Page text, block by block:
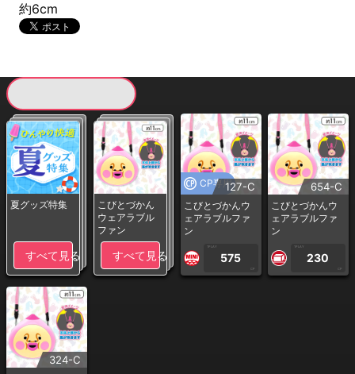
約6cm
夏グッズ特集
すべて見る
こびとづかん
ウェアラブル
ファン
すべて見る
CP専用127-C
こびとづかんウ
ェアラブルファ
ン
1PLAY
575
CP
654-C
こびとづかんウ
ェアラブルファ
ン
1PLAY
230
CP
324-C